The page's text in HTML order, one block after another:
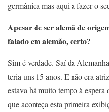
germânica mas aqui a fazer o
Apesar de ser alemã de
falado em alemão, certo?
Sim é verdade. Saí da
teria uns 15 anos. E não era
estava há muito tempo à
que aconteça esta primeira